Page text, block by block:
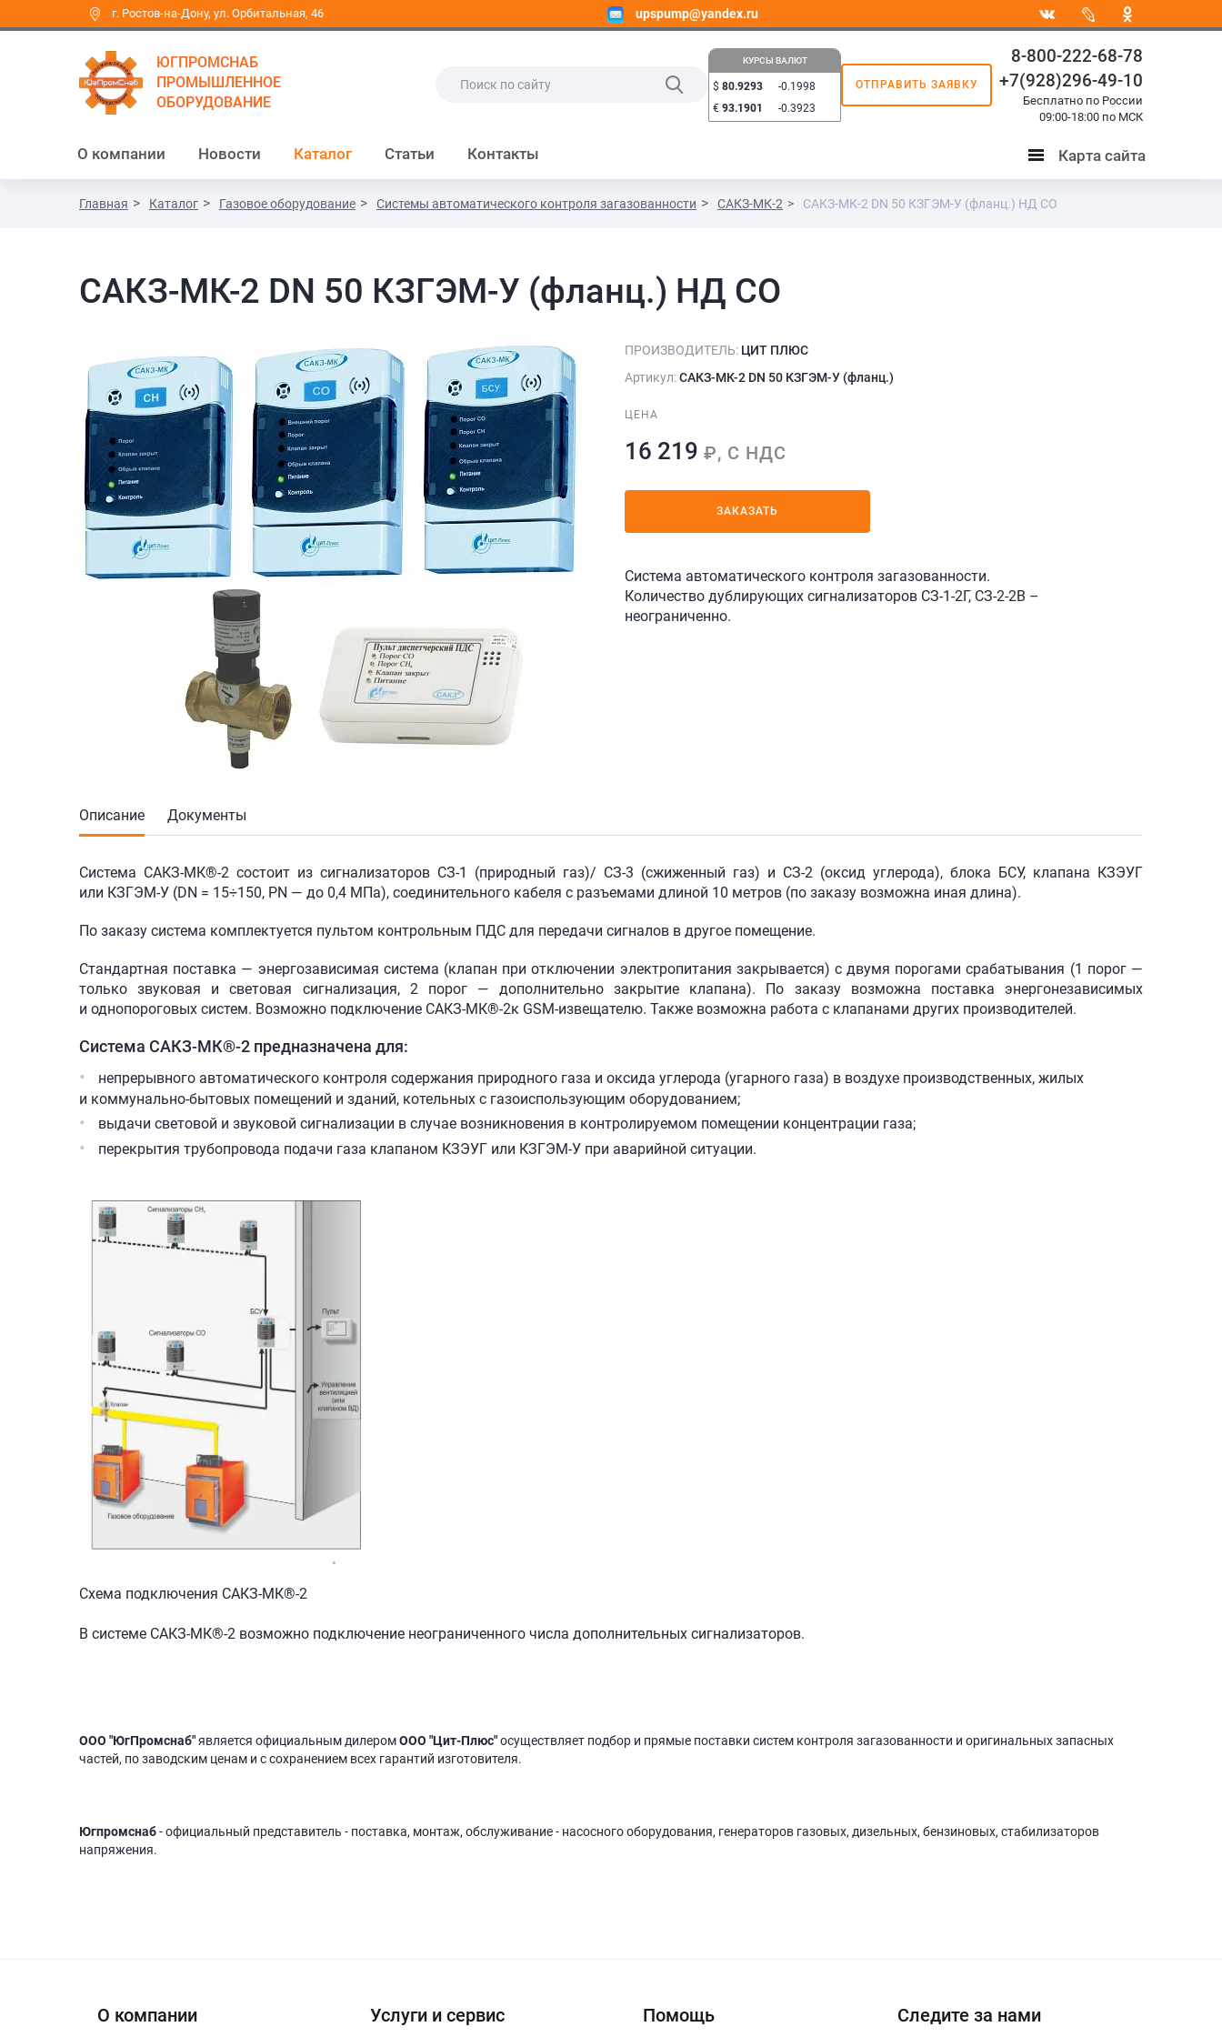
г. Ростов-на-Дону, ул. Орбитальная, 46 upspump@yandex.ru
ЮГПРОМСНАБ
ПРОМЫШЛЕННОЕ
ОБОРУДОВАНИЕ
КУРСЫ ВАЛЮТ
$ 80.9293
€ 93.1901
-0.1998
-0.3923
ОТПРАВИТЬ ЗАЯВКУ
8-800-222-68-78
+7(928)296-49-10
Бесплатно по России
09:00-18:00 по МСК
О компании Новости Каталог Статьи Контакты
Карта
сайта
Карта сайта
Главная Каталог Газовое оборудование Системы автоматического контроля загазованности САКЗ-МК-2 САКЗ-МК-2 DN 50 КЗГЭМ-У (фланц.) НД СО
САКЗ-МК-2 DN 50 КЗГЭМ-У (фланц.) НД СО
ПРОИЗВОДИТЕЛЬ: ЦИТ ПЛЮС
Артикул:САКЗ-МК-2 DN 50 КЗГЭМ-У (фланц.)
ЦЕНА
16 219 ₽, С НДС
ЗАКАЗАТЬ
Система автоматического контроля загазованности.
Количество дублирующих сигнализаторов СЗ-1-2Г, СЗ-2-2В –
неограниченно.
Описание Документы
Система САКЗ-МК®-2 состоит из сигнализаторов СЗ-1 (природный газ)/ СЗ-3 (сжиженный газ) и СЗ-2 (оксид углерода), блока БСУ, клапана КЗЭУГ
или КЗГЭМ-У (DN = 15÷150, PN — до 0,4 МПа), соединительного кабеля с разъемами длиной 10 метров (по заказу возможна иная длина).
По заказу система комплектуется пультом контрольным ПДС для передачи сигналов в другое помещение.
Стандартная поставка — энергозависимая система (клапан при отключении электропитания закрывается) с двумя порогами срабатывания (1 порог —
только звуковая и световая сигнализация, 2 порог — дополнительно закрытие клапана). По заказу возможна поставка энергонезависимых
и однопороговых систем. Возможно подключение САКЗ-МК®-2к GSM-извещателю. Также возможна работа с клапанами других производителей.
Система САКЗ-МК®-2 предназначена для:
непрерывного автоматического контроля содержания природного газа и оксида углерода (угарного газа) в воздухе производственных, жилых
и коммунально-бытовых помещений и зданий, котельных с газоиспользующим оборудованием;
выдачи световой и звуковой сигнализации в случае возникновения в контролируемом помещении концентрации газа;
перекрытия трубопровода подачи газа клапаном КЗЭУГ или КЗГЭМ-У при аварийной ситуации.
Схема подключения САКЗ-МК®-2
В системе САКЗ-МК®-2 возможно подключение неограниченного числа дополнительных сигнализаторов.
ООО "ЮгПромснаб"является официальным дилеромООО "Цит-Плюс"осуществляет подбор и прямые поставки систем контроля загазованности и оригинальных запасных
частей, по заводским ценам и с сохранением всех гарантий изготовителя.
Югпромснаб- официальный представитель - поставка, монтаж, обслуживание - насосного оборудования, генераторов газовых, дизельных, бензиновых, стабилизаторов
напряжения.
О компании Услуги и сервис Помощь Следите за нами